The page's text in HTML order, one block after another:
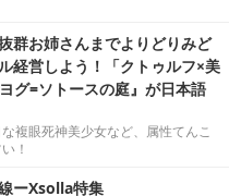
群お姉さんまでよりどりみど
経営しよう！「クトゥルフ×美
グ=ソトースの庭』が日本語
複眼死神美少女など、属性てんこ
！
ーXsolla特集